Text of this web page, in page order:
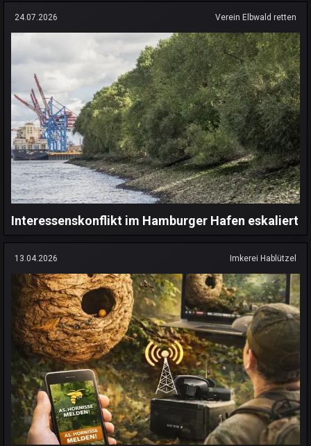
24.07.2026 Verein Elbwald retten
Interessenskonflikt im Hamburger Hafen eskaliert
13.04.2026 Imkerei Hablützel